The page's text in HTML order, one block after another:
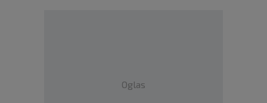
Oglas